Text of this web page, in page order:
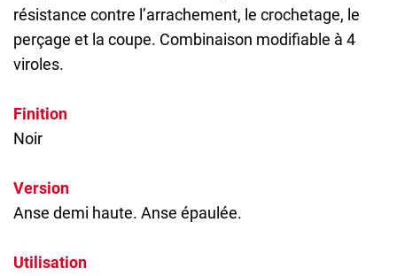
résistance contre l’arrachement, le crochetage, le
perçage et la coupe. Combinaison modifiable à 4
viroles.
Finition
Noir
Version
Anse demi haute. Anse épaulée.
Utilisation